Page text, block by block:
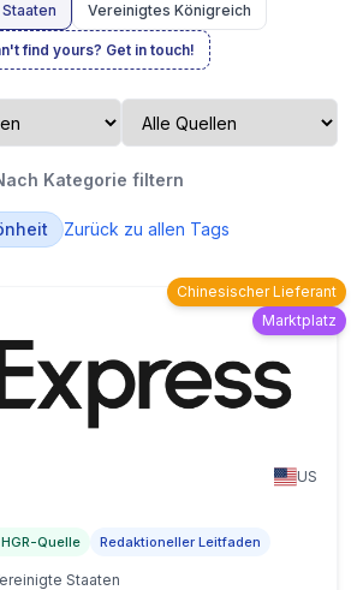
Vereinigtes Königreich
find yours? Get in touch!
Kategorie filtern
Zurück zu allen Tags
Chinesischer Lieferant
Marktplatz
US
Quelle Redaktioneller Leitfaden
Staaten